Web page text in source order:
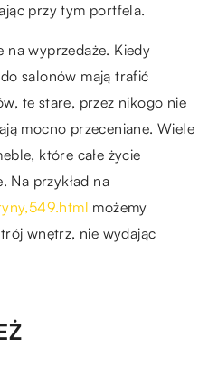
przy tym portfela.
na wyprzedaże. Kiedy
salonów mają trafić
te stare, przez nikogo nie
mocno przeceniane. Wiele
które całe życie
Na przykład na
możemy
wnętrz, nie wydając